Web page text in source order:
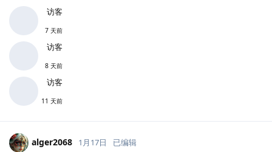
访客
7 天前
访客
8 天前
访客
11 天前
alger2068 1月17日 已编辑